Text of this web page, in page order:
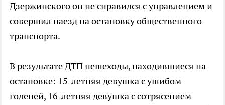
Дзержинского он не справился с управлением и
совершил наезд на остановку общественного
транспорта.
В результате ДТП пешеходы, находившиеся на
остановке: 15-летняя девушка с ушибом
голеней, 16-летняя девушка с сотрясением